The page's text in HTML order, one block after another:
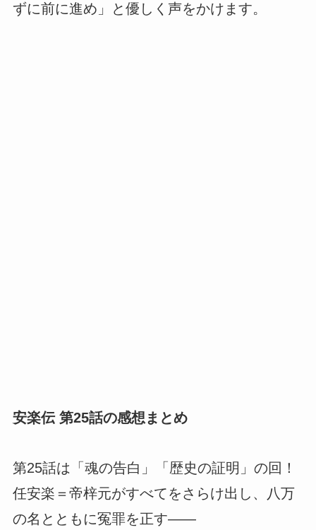
ずに前に進め」と優しく声をかけます。
安楽伝 第25話の感想まとめ
第25話は「魂の告白」「歴史の証明」の回！
任安楽＝帝梓元がすべてをさらけ出し、八万
の名とともに冤罪を正す――